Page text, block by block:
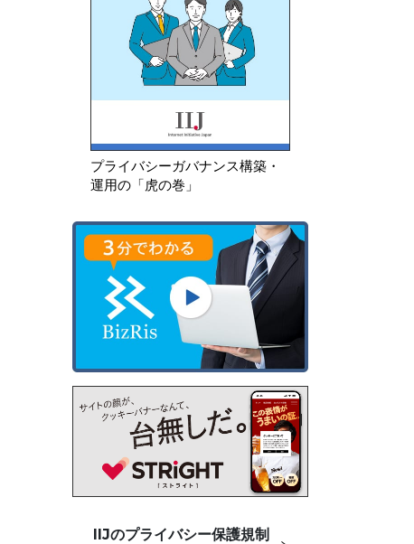
プライバシーガバナンス構築・
運用の「虎の巻」
IIJのプライバシー保護規制